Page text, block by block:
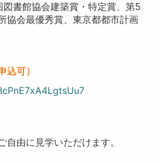
図書館協会建築賞・特定賞、第5
協会最優秀賞、東京都都市計画
込可）
自由に見学いただけます。